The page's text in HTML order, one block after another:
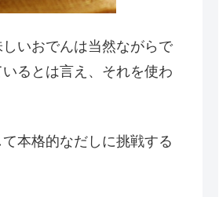
いおでんは当然ながらで
るとは言え、それを使わ
本格的なだしに挑戦する